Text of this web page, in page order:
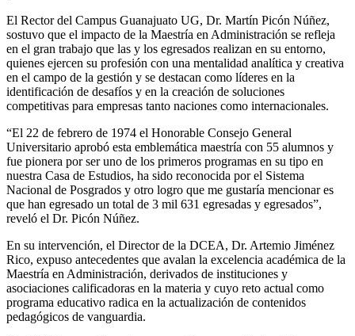
El Rector del Campus Guanajuato UG, Dr. Martín Picón Núñez,
sostuvo que el impacto de la Maestría en Administración se refleja
en el gran trabajo que las y los egresados realizan en su entorno,
quienes ejercen su profesión con una mentalidad analítica y creativa
en el campo de la gestión y se destacan como líderes en la
identificación de desafíos y en la creación de soluciones
competitivas para empresas tanto naciones como internacionales.
“El 22 de febrero de 1974 el Honorable Consejo General
Universitario aprobó esta emblemática maestría con 55 alumnos y
fue pionera por ser uno de los primeros programas en su tipo en
nuestra Casa de Estudios, ha sido reconocida por el Sistema
Nacional de Posgrados y otro logro que me gustaría mencionar es
que han egresado un total de 3 mil 631 egresadas y egresados”,
reveló el Dr. Picón Núñez.
En su intervención, el Director de la DCEA, Dr. Artemio Jiménez
Rico, expuso antecedentes que avalan la excelencia académica de la
Maestría en Administración, derivados de instituciones y
asociaciones calificadoras en la materia y cuyo reto actual como
programa educativo radica en la actualización de contenidos
pedagógicos de vanguardia.